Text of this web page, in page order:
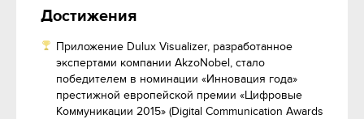
Достижения
Приложение Dulux Visualizer, разработанное
экспертами компании AkzoNobel, стало
победителем в номинации «Инновация года»
престижной европейской премии «Цифровые
Коммуникации 2015» (Digital Communication Awards